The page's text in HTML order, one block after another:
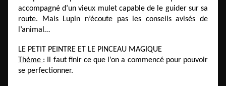
accompagné d’un vieux mulet capable de le guider sur sa
route. Mais Lupin n’écoute pas les conseils avisés de
l’animal…
LE PETIT PEINTRE ET LE PINCEAU MAGIQUE
Thème : Il faut finir ce que l’on a commencé pour pouvoir
se perfectionner.